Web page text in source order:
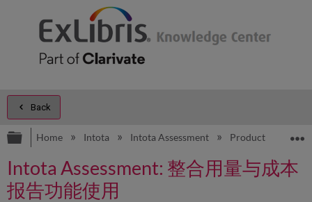
Back
Expand/collapse global hierarchy
Home Intota Intota Assessment Product
Intota Assessment: 整合用量与成本
报告功能使用